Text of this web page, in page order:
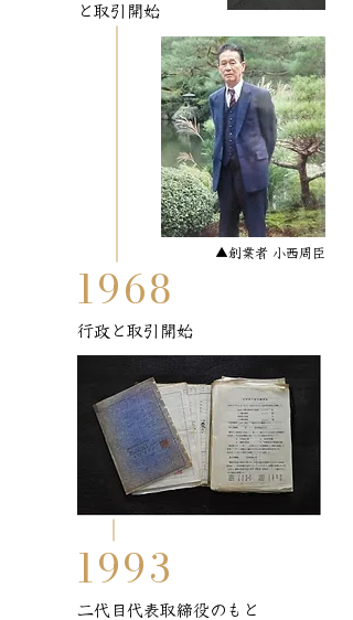
と取引開始
二代目代表取締役のもと
行政と取引開始
1993
1968
▲創業者 小西周臣